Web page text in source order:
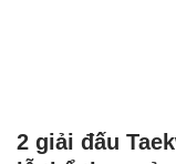
2 giải đấu